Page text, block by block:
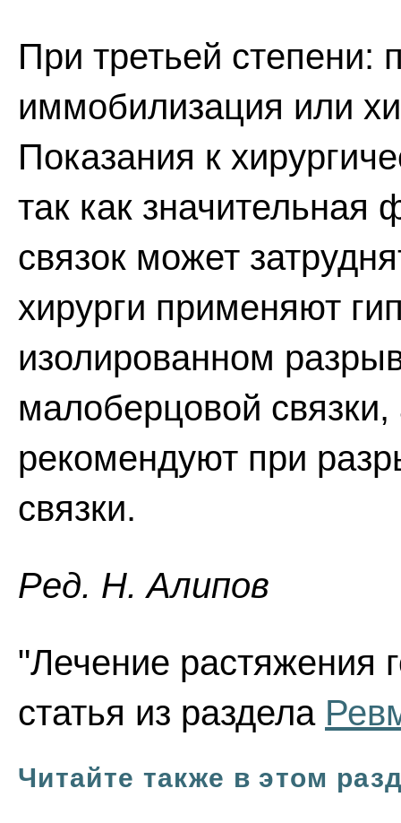
При третьей степени:
иммобилизация или
Показания к
так как
связок может
хирурги применяют
изолированном
малоберцовой связки,
рекомендуют при
связки.
Ред. Н. Алипов
"Лечение растяжения
статья из раздела
Читайте также в этом